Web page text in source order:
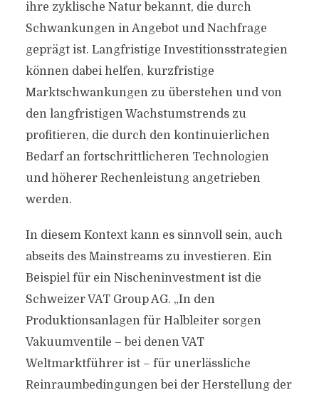
ihre zyklische Natur bekannt, die durch
Schwankungen in Angebot und Nachfrage
geprägt ist. Langfristige Investitionsstrategien
können dabei helfen, kurzfristige
Marktschwankungen zu überstehen und von
den langfristigen Wachstumstrends zu
profitieren, die durch den kontinuierlichen
Bedarf an fortschrittlicheren Technologien
und höherer Rechenleistung angetrieben
werden.
In diesem Kontext kann es sinnvoll sein, auch
abseits des Mainstreams zu investieren. Ein
Beispiel für ein Nischeninvestment ist die
Schweizer VAT Group AG. „In den
Produktionsanlagen für Halbleiter sorgen
Vakuumventile – bei denen VAT
Weltmarktführer ist – für unerlässliche
Reinraumbedingungen bei der Herstellung der